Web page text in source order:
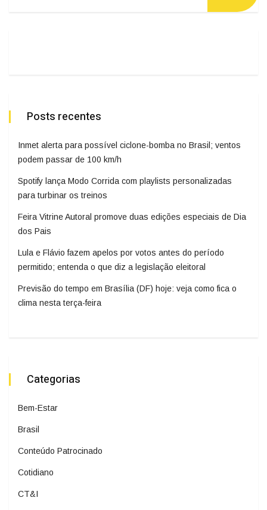
Posts recentes
Inmet alerta para possível ciclone-bomba no Brasil; ventos
podem passar de 100 km/h
Spotify lança Modo Corrida com playlists personalizadas
para turbinar os treinos
Feira Vitrine Autoral promove duas edições especiais de Dia
dos Pais
Lula e Flávio fazem apelos por votos antes do período
permitido; entenda o que diz a legislação eleitoral
Previsão do tempo em Brasília (DF) hoje: veja como fica o
clima nesta terça-feira
Categorias
Bem-Estar
Brasil
Conteúdo Patrocinado
Cotidiano
CT&I